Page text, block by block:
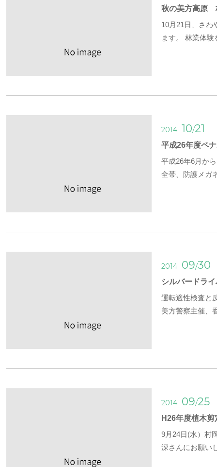
秋の美方高原
10月21日、さわ
ます。 林業体
2014 10/21
平成26年度ペ
平成26年6月か
全帯、防護メガ
2014 09/30
シルバードラ
運転適性検査と
美方警察主催、
2014 09/25
H26年度植木
9月24日(水）村
深さんにお願い